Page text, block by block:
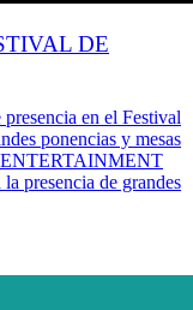
DE
en el Festival
ponencias y mesas
presencia de grandes